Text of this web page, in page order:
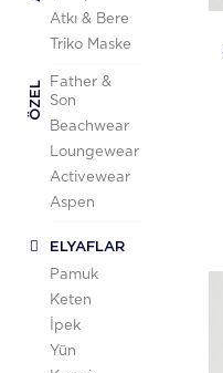
Atkı & Bere
Triko Maske
ÖZEL
Father &
Son
Beachwear
Loungewear
Activewear
Aspen
ELYAFLAR
Pamuk
Keten
İpek
Yün